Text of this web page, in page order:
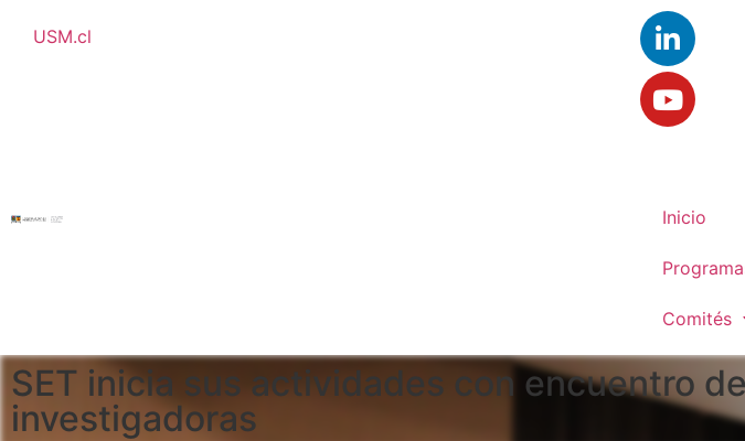
USM.cl
Inicio
Comités
SET inicia sus actividades con encuentro
investigadoras